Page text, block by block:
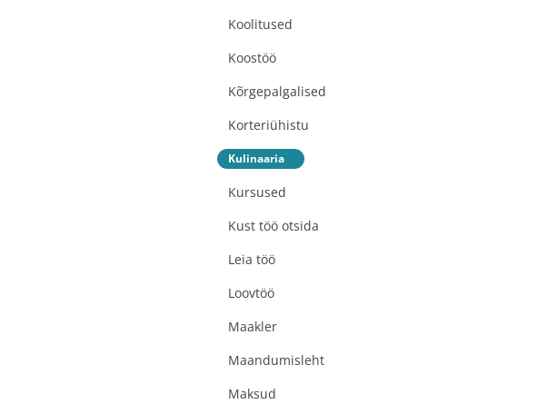
Koolitused
Koostöö
Kõrgepalgalised
Korteriühistu
Kulinaaria
Kursused
Kust töö otsida
Leia töö
Loovtöö
Maakler
Maandumisleht
Maksud